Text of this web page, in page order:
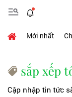
Mới nhất
sắp xếp
Cập nhập tin tức